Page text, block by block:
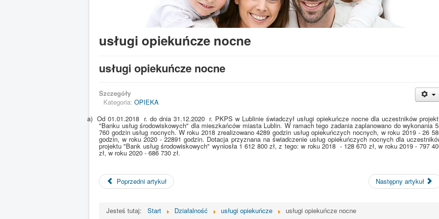
usługi opiekuńcze nocne
usługi opiekuńcze nocne
Szczegóły
Kategoria: OPIEKA
a) Od 01.01.2018 r. do dnia 31.12.2020 r. PKPS w Lublinie świadczył usługi opiekuńcze nocne dla uczestników
"Banku usług środowiskowych" dla mieszkańców miasta Lublin. W ramach tego zadania zaplanowano do wykonania
760 godzin usług nocnych. W roku 2018 zrealizowano 4289 godzin usług opiekuńczych nocnych, w roku 2019 - 26
godzin, w roku 2020 - 22891 godzin. Dotacja przyznana na świadczenie usług opiekuńczych nocnych dla
projektu "Bank usług środowiskowych" wyniosła 1 612 800 zł, z tego: w roku 2018 - 128 670 zł, w roku 2019 - 797
zł, w roku 2020 - 686 730 zł.
Poprzedni artykuł Następny artykuł
Jesteś tutaj: Start Działalność usługi opiekuńcze usługi opiekuńcze nocne